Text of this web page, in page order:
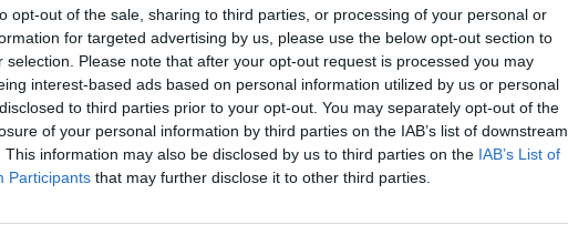
opt-out of the sale, sharing to third parties, or processing of your personal or
for targeted advertising by us, please use the below opt-out section to
selection. Please note that after your opt-out request is processed you may
interest-based ads based on personal information utilized by us or personal
to third parties prior to your opt-out. You may separately opt-out of the
of your personal information by third parties on the IAB’s list of downstream
This information may also be disclosed by us to third parties on the IAB’s List of
Participants that may further disclose it to other third parties.
Παναγιώτης Χριστόφας, καλώντας ντόπιους
στην 6ηΈκθεση, για να «δουν τα βιβλία, να
είναι διαχρονική και πρέπει να επιμένουμε σε